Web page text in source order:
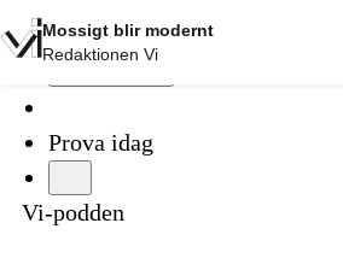
Logga in
Prova idag
Mossigt blir modernt
Redaktionen Vi
Vi-podden